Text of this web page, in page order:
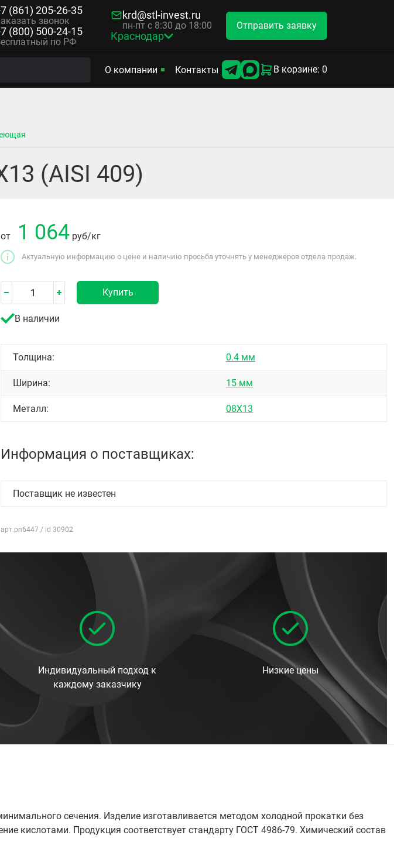
(861) 205-26-35
звонок
(800) 500-24-15
по РФ
krd@stl-invest.ru
пн-пт с 8:30 до 18:00
Краснодар
Отправить заявку
О компании Контакты В корзине: 0
(AISI 409)
от 1 064 руб/кг
Актуальную информацию о цене и наличию просьба уточнять у менеджеров отдела продаж.
Купить
В наличии
Толщина: 0.4 мм
Ширина: 15 мм
Металл: 08Х13
Информация о поставщиках:
Поставщик не известен
арт.pn6447 / id 30902
Индивидуальный подход к
каждому заказчику
Низкие цены
сечения. Изделие изготавливается методом холодной прокатки без
кислотами. Продукция соответствует стандарту ГОСТ 4986-79. Химический состав